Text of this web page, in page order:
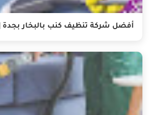
أفضل شركة تنظيف كنب بالبخار بجدة |